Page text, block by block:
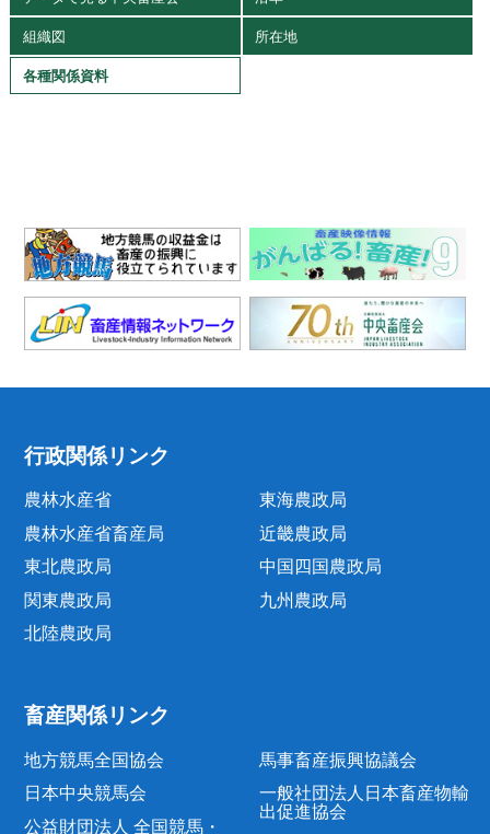
組織図 所在地
各種関係資料
行政関係リンク
農林水産省
農林水産省畜産局
東北農政局
関東農政局
北陸農政局
東海農政局
近畿農政局
中国四国農政局
九州農政局
畜産関係リンク
地方競馬全国協会
日本中央競馬会
公益財団法人 全国競馬・
馬事畜産振興協議会
一般社団法人日本畜産物輸
出促進協会